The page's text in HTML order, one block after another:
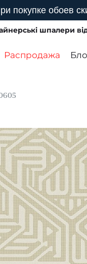
покупке обоев
шпалери
Распродажа